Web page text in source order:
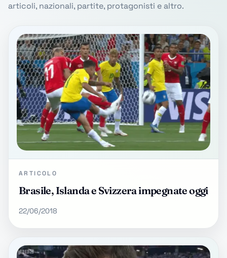
articoli, nazionali, partite, protagonisti e altro.
ARTICOLO
Brasile, Islanda e Svizzera impegnate oggi
22/06/2018